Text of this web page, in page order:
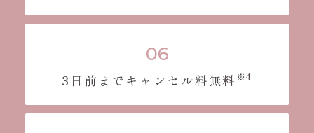
3日前までキャンセル料無料 ※4